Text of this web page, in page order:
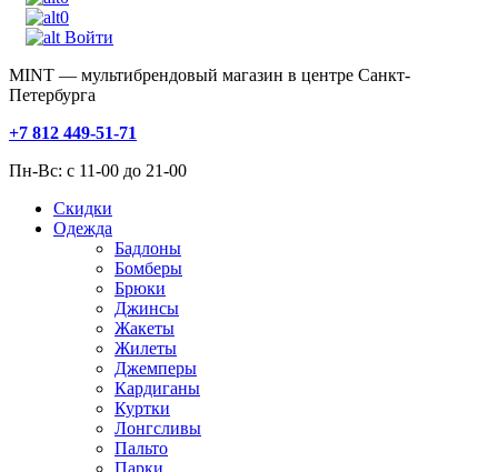
0
Войти
MINT — мультибрендовый магазин в центре Санкт-
Петербурга
+7 812 449-51-71
Пн-Вс: с 11-00 до 21-00
Скидки
Одежда
Бадлоны
Бомберы
Брюки
Джинсы
Жакеты
Жилеты
Джемперы
Кардиганы
Куртки
Лонгсливы
Пальто
Парки